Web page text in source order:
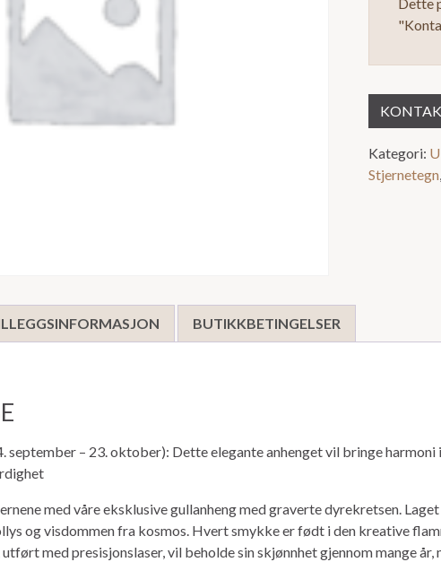
Kategori:
Stjernetegn
BUTIKKBETINGELSER
september – 23. oktober): Dette elegante anhenget vil bringe
med våre eksklusive gullanheng med graverte dyrekretsen.
og visdommen fra kosmos. Hvert smykke er født i den kreative
med presisjonslaser, vil beholde sin skjønnhet gjennom mange